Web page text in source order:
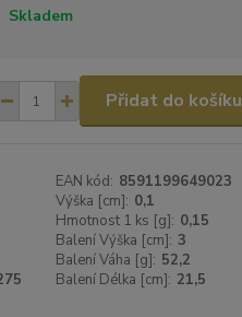
Skladem
Přidat do košíku
EAN kód: 8591199649023
Výška [cm]: 0,1
Hmotnost 1 ks [g]: 0,15
Balení Výška [cm]: 3
Balení Váha [g]: 52,2
Balení Délka [cm]: 21,5